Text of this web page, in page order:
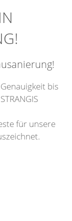
bis
für unsere